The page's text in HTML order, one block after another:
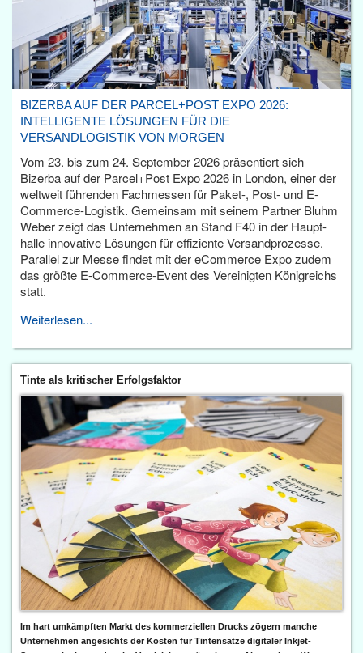
BIZERBA AUF DER PARCEL+POST EXPO 2026:
INTELLIGENTE LÖSUNGEN FÜR DIE
VERSANDLOGISTIK VON MORGEN
Vom 23. bis zum 24. September 2026 präsentiert sich
Bizerba auf der Parcel+Post Expo 2026 in London, einer der
weltweit führenden Fachmessen für Paket-, Post- und E-
Commerce-Logistik. Gemeinsam mit seinem Partner Bluhm
Weber zeigt das Unternehmen an Stand F40 in der Haupt­
halle innovative Lösungen für effiziente Versandprozesse.
Parallel zur Messe findet mit der eCommerce Expo zudem
das größte E-Commerce-Event des Vereinigten Königreichs
statt.
Weiterlesen...
Tinte als kritischer Erfolgsfaktor
Im hart umkämpften Markt des kommerziellen Drucks zögern manche
Unternehmen angesichts der Kosten für Tintensätze digitaler Inkjet-